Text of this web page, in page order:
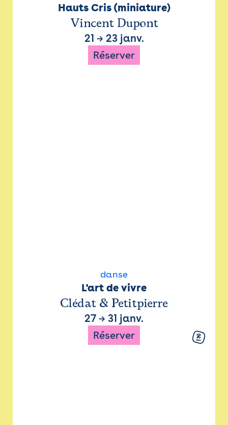
Hauts Cris (miniature)
Vincent Dupont
21 → 23 janv.
Réserver
danse
L'art de vivre
Clédat & Petitpierre
27 → 31 janv.
Réserver